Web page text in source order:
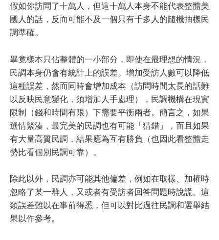
假如你訪問了十萬人，但這十萬人本身不能代表整體美
國人的話，反而可能不及一個只有千多人的隨機抽樣民
調準確。
畢竟樣本只佔整體的一小部分，即使在最理想的情況，
民調本身仍會有統計上的誤差。增加受訪人數可以降低
這種誤差，然而同時會增加成本（訪問時間太長的話難
以反映民意變化，須增加人手處理），民調機構在現實
限制（錢和時間有限）下需要平衡兩者。簡言之，如果
選情緊湊，最完美的民調也有可能「猜錯」，而且如果
有大量高質民調，結果應為互有勝負（也因此看整體走
勢比看個別民調可靠）。
除此以外，民調亦可能其他偏差，例如在取樣、加權時
忽略了某一群人，又或者有受訪者回答問題時說謊。這
類誤差難以在事前得悉，但可以對比過往民調和選舉結
果以作參考。